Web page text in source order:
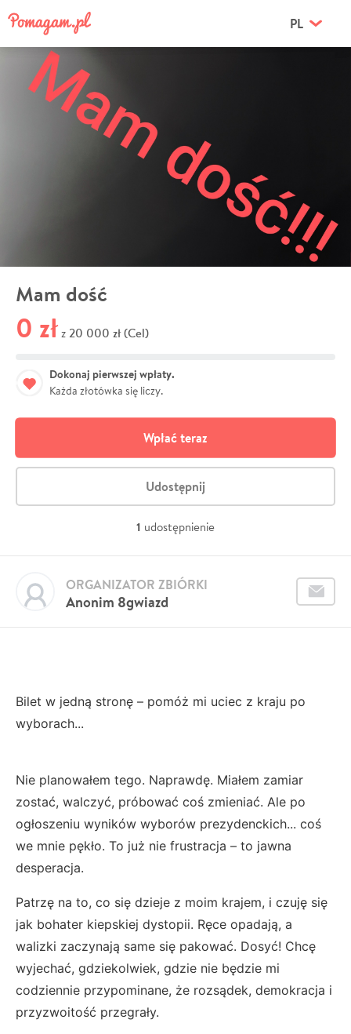
PL
Mam dość
0 zł z 20 000 zł (Cel)
Dokonaj pierwszej wpłaty.
Każda złotówka się liczy.
Wpłać teraz
Udostępnij
1 udostępnienie
Anonim 8gwiazd
ORGANIZATOR ZBIÓRKI
Bilet w jedną stronę – pomóż mi uciec z kraju po
wyborach...
Nie planowałem tego. Naprawdę. Miałem zamiar
zostać, walczyć, próbować coś zmieniać. Ale po
ogłoszeniu wyników wyborów prezydenckich... coś
we mnie pękło. To już nie frustracja – to jawna
desperacja.
Patrzę na to, co się dzieje z moim krajem, i czuję się
jak bohater kiepskiej dystopii. Ręce opadają, a
walizki zaczynają same się pakować. Dosyć! Chcę
wyjechać, gdziekolwiek, gdzie nie będzie mi
codziennie przypominane, że rozsądek, demokracja i
przyzwoitość przegrały.